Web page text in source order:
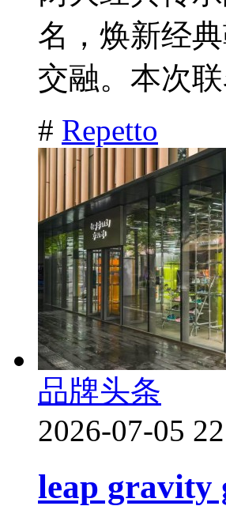
名，焕新经
交融。本次
# Repetto
品牌头条
2026-07-05
leap gravity